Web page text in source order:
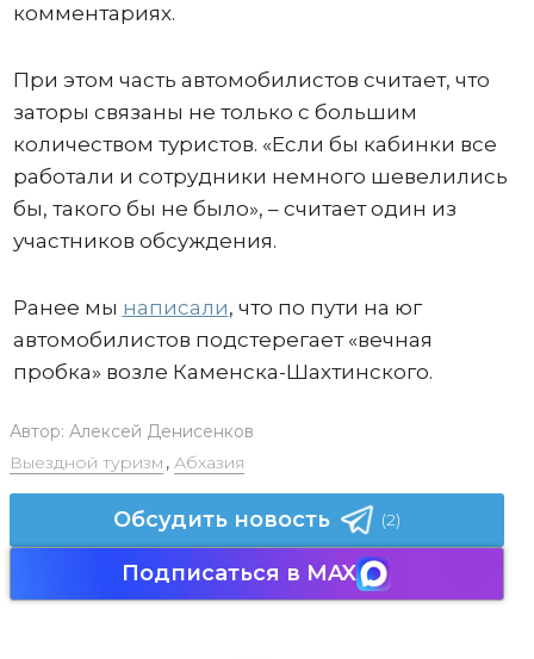
комментариях.
При этом часть автомобилистов считает, что
заторы связаны не только с большим
количеством туристов. «Если бы кабинки все
работали и сотрудники немного шевелились
бы, такого бы не было», – считает один из
участников обсуждения.
Ранее мы написали, что по пути на юг
автомобилистов подстерегает «вечная
пробка» возле Каменска-Шахтинского.
Автор: Алексей Денисенков
Выездной туризм , Абхазия
Обсудить новость (2)
Подписаться в MAX